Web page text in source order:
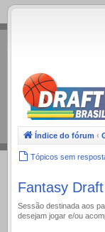
.
Índice do fórum ‹
Tópicos sem
Fantasy Draft
Sessão destinada aos
desejam jogar e/ou